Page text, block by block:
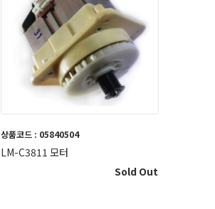
상품코드 : 05840504
LM-C3811 모터
Sold Out